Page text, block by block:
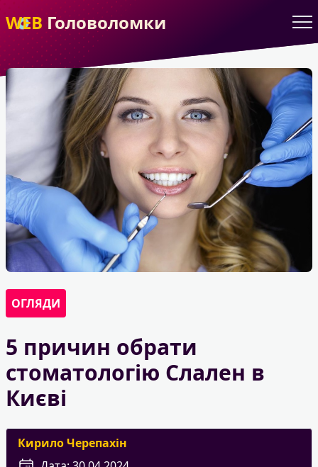
WEBГоловоломки
ОГЛЯДИ
5 причин обрати
стоматологію Слален в
Києві
Кирило Черепахін